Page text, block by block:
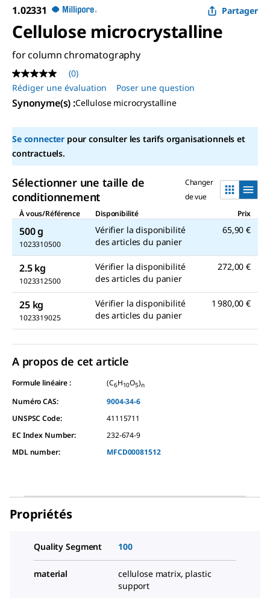
1.02331 Partager
Cellulose microcrystalline
for column chromatography
Aucune
valeur
de
notation
sur
la
même
page.
(0)
Rédiger une évaluation
Poser une question
Synonyme(s) :Cellulose microcrystalline
Se connecter pour consulter les tarifs organisationnels et
contractuels.
Sélectionner une taille de
conditionnement
Changer
de vue
À vous/Référence
Disponibilité Prix
500 g
1023310500
Vérifier la disponibilité
des articles du panier
65,90 €
2.5 kg
1023312500
Vérifier la disponibilité
des articles du panier
272,00 €
25 kg
1023319025
Vérifier la disponibilité
des articles du panier
1 980,00 €
A propos de cet article
Formule linéaire : (C6H10O5)n
Numéro CAS:
9004-34-6
UNSPSC Code:
41115711
EC Index Number:
232-674-9
MDL number:
MFCD00081512
Propriétés
Quality Segment 100
material
cellulose matrix, plastic
support